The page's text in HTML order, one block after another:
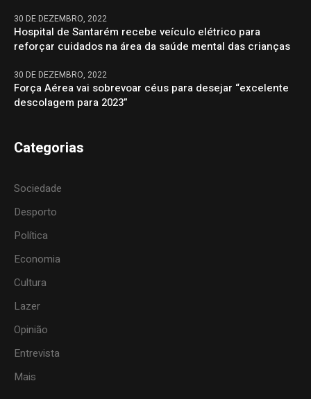
30 DE DEZEMBRO, 2022
Hospital de Santarém recebe veículo elétrico para
reforçar cuidados na área da saúde mental das crianças
30 DE DEZEMBRO, 2022
Força Aérea vai sobrevoar céus para desejar “excelente
descolagem para 2023”
Categorias
Sociedade
Desporto
Política
Economia
Cultura
Lazer
Opinião
Entrevista
Mais